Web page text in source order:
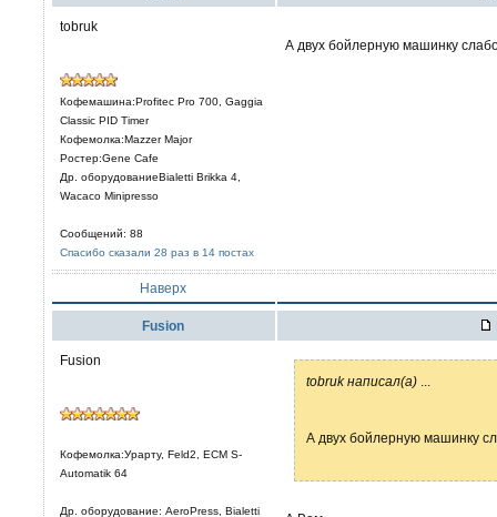
tobruk
Кофемашина:Profitec Pro 700, Gaggia
Classic PID Timer
Кофемолка:Mazzer Major
Ростер:Gene Cafe
Др. оборудованиеBialetti Brikka 4,
Wacaco Minipresso
Сообщений: 88
Спасибо сказали 28 раз в 14 постах
А двух бойлерную машинку
Наверх
Fusion
Fusion
Кофемолка:Урарту, Feld2, ECM S-
Automatik 64
Др. оборудование: AeroPress, Bialetti
tobruk написал(а)
А двух бойлерную машинку